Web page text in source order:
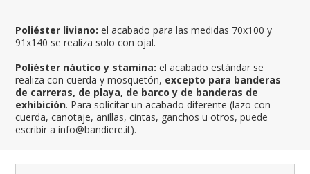
Poliéster liviano: el acabado para las medidas 70x100 y
91x140 se realiza solo con ojal.
Poliéster náutico y stamina: el acabado estándar se
realiza con cuerda y mosquetón, excepto para banderas
de carreras, de playa, de barco y de banderas de
exhibición. Para solicitar un acabado diferente (lazo con
cuerda, canotaje, anillas, cintas, ganchos u otros, puede
escribir a info@bandiere.it).